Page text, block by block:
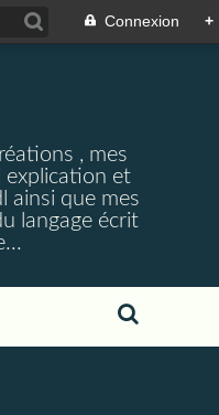
Connexion +
, mes
explication et
ainsi que mes
langage écrit